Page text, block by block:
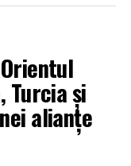
Turcia și
alianțe